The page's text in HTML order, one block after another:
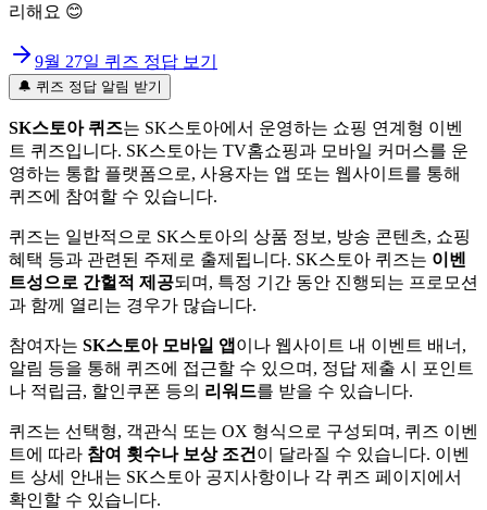
리해요 😊
9월 27일 퀴즈 정답 보기
🔔 퀴즈 정답 알림 받기
SK스토아 퀴즈는 SK스토아에서 운영하는 쇼핑 연계형 이벤
트 퀴즈입니다. SK스토아는 TV홈쇼핑과 모바일 커머스를 운
영하는 통합 플랫폼으로, 사용자는 앱 또는 웹사이트를 통해
퀴즈에 참여할 수 있습니다.
퀴즈는 일반적으로 SK스토아의 상품 정보, 방송 콘텐츠, 쇼핑
혜택 등과 관련된 주제로 출제됩니다. SK스토아 퀴즈는 이벤
트성으로 간헐적 제공되며, 특정 기간 동안 진행되는 프로모션
과 함께 열리는 경우가 많습니다.
참여자는 SK스토아 모바일 앱 이나 웹사이트 내 이벤트 배너,
알림 등을 통해 퀴즈에 접근할 수 있으며, 정답 제출 시 포인트
나 적립금, 할인쿠폰 등의 리워드를 받을 수 있습니다.
퀴즈는 선택형, 객관식 또는 OX 형식으로 구성되며, 퀴즈 이벤
트에 따라 참여 횟수나 보상 조건 이 달라질 수 있습니다. 이벤
트 상세 안내는 SK스토아 공지사항이나 각 퀴즈 페이지에서
확인할 수 있습니다.